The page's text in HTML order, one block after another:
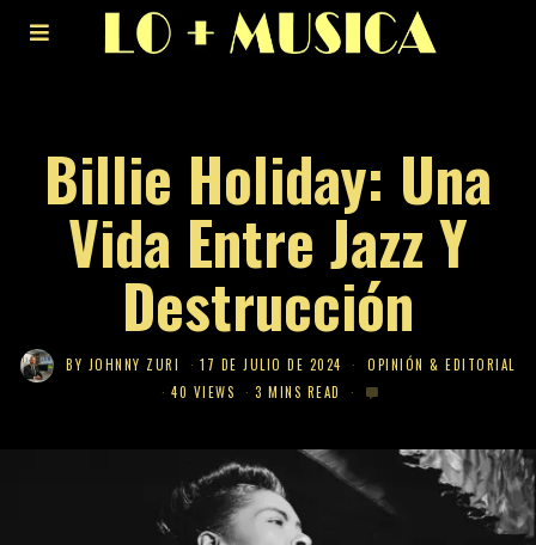
Billie Holiday: Una
Vida Entre Jazz Y
Destrucción
BY JOHNNY ZURI 17 DE JULIO DE 2024
OPINIÓN & EDITORIAL
40 VIEWS
3 MINS READ